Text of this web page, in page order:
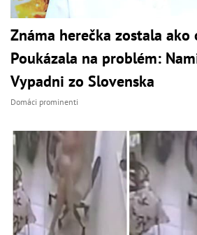
Známa herečka zostala ako
Poukázala na problém:
Vypadni zo Slovenska
Domáci prominenti